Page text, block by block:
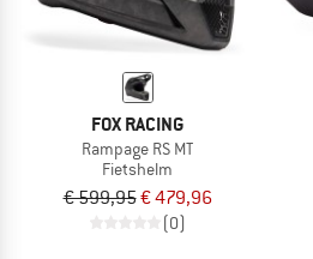
FOX RACING
Rampage RS MT
Fietshelm
€ 599,95€ 479,96
(0)